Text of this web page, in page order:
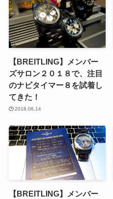
【BREITLING】メンバー
ズサロン２０１８で、注目
のナビタイマー８を試着し
てきた！
2018.06.14
【BREITLING】メンバー